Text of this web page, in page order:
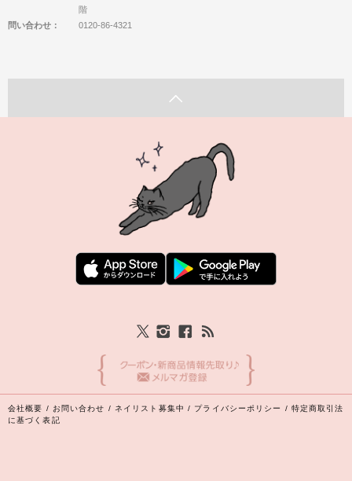
階
問い合わせ：
0120-86-4321
会社概要 / お問い合わせ / ネイリスト募集中 / プライバシーポリシー / 特定商取引法
に基づく表記